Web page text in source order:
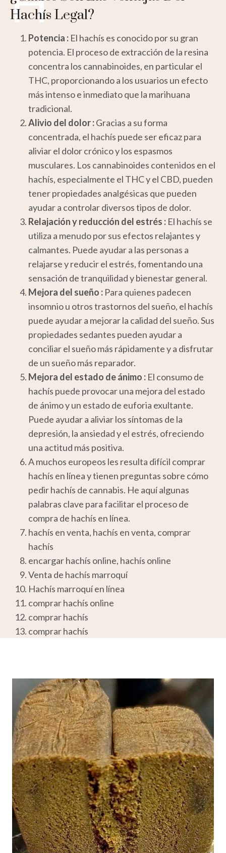
Hachís Legal?
Potencia : El hachís es conocido por su gran
potencia. El proceso de extracción de la resina
concentra los cannabinoides, en particular el
THC, proporcionando a los usuarios un efecto
más intenso e inmediato que la marihuana
tradicional.
Alivio del dolor :Gracias a su forma
concentrada, el hachís puede ser eficaz para
aliviar el dolor crónico y los espasmos
musculares. Los cannabinoides contenidos en el
hachís, especialmente el THC y el CBD, pueden
tener propiedades analgésicas que pueden
ayudar a controlar diversos tipos de dolor.
Relajación y reducción del estrés : El hachís se
utiliza a menudo por sus efectos relajantes y
calmantes. Puede ayudar a las personas a
relajarse y reducir el estrés, fomentando una
sensación de tranquilidad y bienestar general.
Mejora del sueño : Para quienes padecen
insomnio u otros trastornos del sueño, el hachís
puede ayudar a mejorar la calidad del sueño. Sus
propiedades sedantes pueden ayudar a
conciliar el sueño más rápidamente y a disfrutar
de un sueño más reparador.
Mejora del estado de ánimo : El consumo de
hachís puede provocar una mejora del estado
de ánimo y un estado de euforia exultante.
Puede ayudar a aliviar los síntomas de la
depresión, la ansiedad y el estrés, ofreciendo
una actitud más positiva.
A muchos europeos les resulta difícil comprar
hachís en línea y tienen preguntas sobre cómo
pedir hachís de cannabis. He aquí algunas
palabras clave para facilitar el proceso de
compra de hachís en línea.
hachís en venta, hachís en venta, comprar
hachís
encargar hachís online, hachís online
Venta de hachís marroquí
Hachís marroquí en línea
comprar hachís online
comprar hachís
comprar hachís